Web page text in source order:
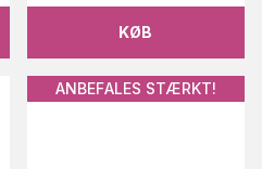
KØB
ANBEFALES STÆRKT!